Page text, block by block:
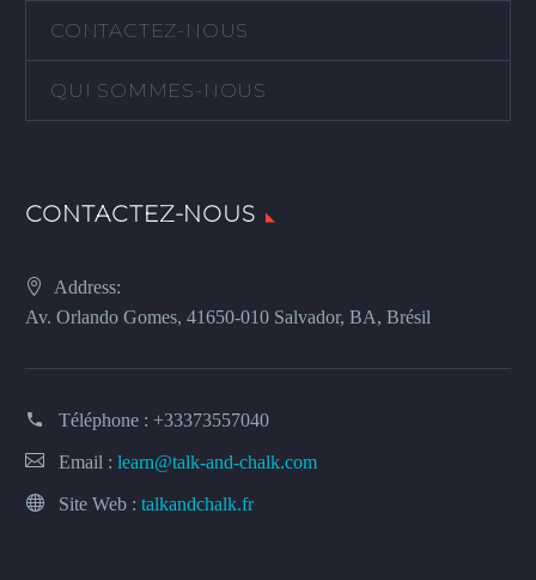
CONTACTEZ-NOUS
QUI SOMMES-NOUS
CONTACTEZ-NOUS
Address:
Av. Orlando Gomes, 41650-010 Salvador, BA, Brésil
Téléphone : +33373557040
Email : learn@talk-and-chalk.com
Site Web : talkandchalk.fr